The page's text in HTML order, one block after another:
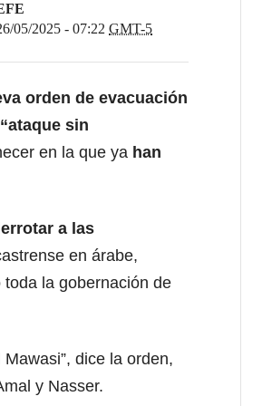
05/2025 - 07:22 GMT-5
orden de evacuación
“ataque sin
en la que ya han
a las
en árabe,
la gobernación de
dice la orden,
y Nasser.